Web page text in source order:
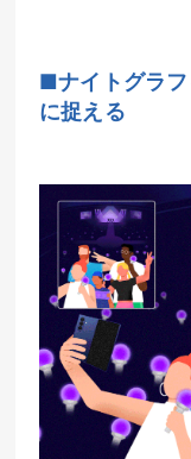
■ナイトグラフ
に捉える